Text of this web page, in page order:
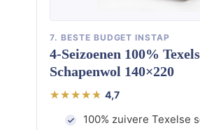
7. BESTE BUDGET INSTAP
4-Seizoenen 100%
Schapenwol 140×220
4,7
100% zuivere Texelse